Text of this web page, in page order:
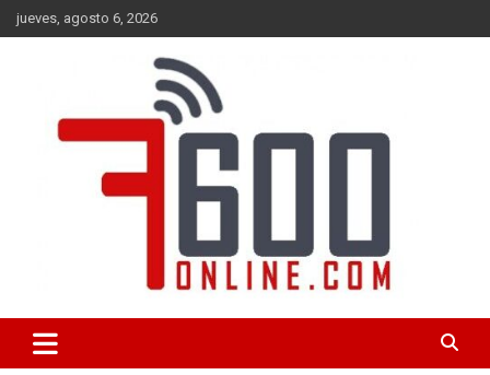
Skip
to
jueves, agosto 6, 2026
7600 online
nacional e internacional, deportiva y cultural.